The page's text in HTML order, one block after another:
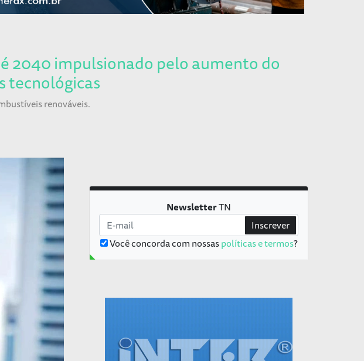
2040 impulsionado pelo aumento do
tecnológicas
renováveis.
NewsletterTN
Você concorda com nossaspolíticas e termos?
Inscrever